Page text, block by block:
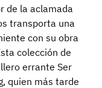
de la aclamada
transporta una
con su obra
colección de
errante Ser
quien más tarde